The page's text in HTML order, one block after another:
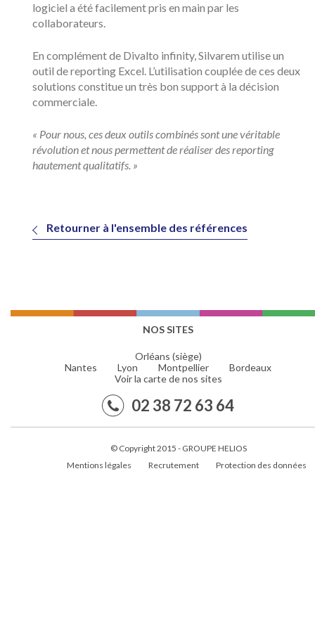
logiciel a été facilement pris en main par les
collaborateurs.
En complément de Divalto infinity, Silvarem utilise un
outil de reporting Excel. L’utilisation couplée de ces deux
solutions constitue un très bon support à la décision
commerciale.
« Pour nous, ces deux outils combinés sont une véritable
révolution et nous permettent de réaliser des reporting
hautement qualitatifs. »
Retourner à l'ensemble des références
NOS SITES
Orléans (siège)
Nantes
Lyon Montpellier
Bordeaux
Voir la carte de nos sites
02 38 72 63 64
© Copyright 2015 - GROUPE HELIOS
Mentions légales
Recrutement Protection des données